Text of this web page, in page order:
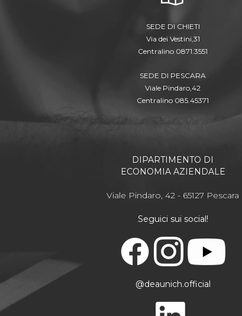
SEDE DI CHIETI
Via dei Vestini,31
Centralino 0871.3551
SEDE DI PESCARA
Viale Pindaro,42
Centralino 085.45371
DIPARTIMENTO DI
ECONOMIA AZIENDALE
Viale Pindaro, 42 - 65127 Pescara
Seguici sui social!
@deaunich.official